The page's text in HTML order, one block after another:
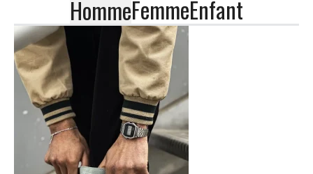
HommeFemmeEnfant